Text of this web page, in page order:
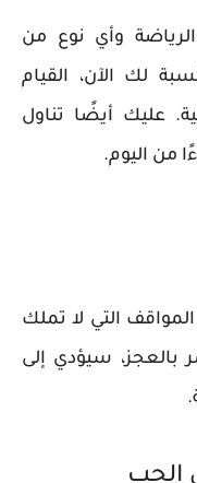
وأي نوع من
لك الآن، القيام
عليك أيضًا تناول
من اليوم.
التي لا تملك
بالعجز، سيؤدي إلى
الحب